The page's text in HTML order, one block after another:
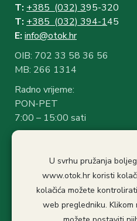
T: +385 (032) 395-320
T: +385 (032) 394-145
E: info@otok.hr
OIB: 702 33 58 36 56
MB: 266 1314
Radno vrijeme:
PON-PET
7:00 – 15:00 sati
Stanka: 10:30-11.00
Politika privatnosti
Izjava o pristupačnosti
U svrhu pružanja
www.otok.hr koristi
kolačića možete
web pregledniku. Klikom